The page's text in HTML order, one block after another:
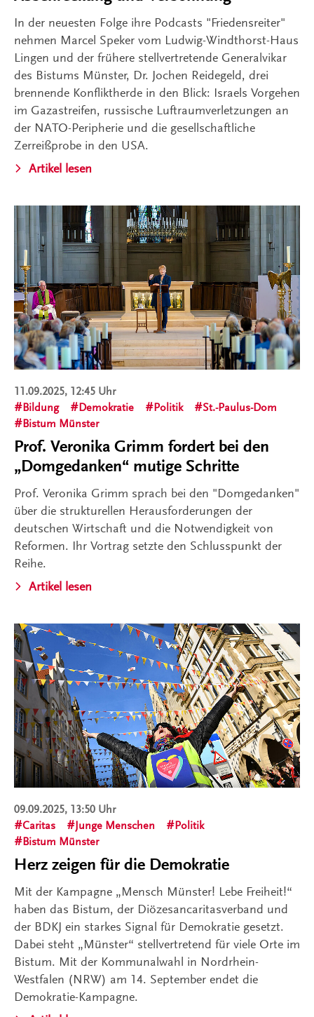
In der neuesten Folge ihre Podcasts "Friedensreiter"
nehmen Marcel Speker vom Ludwig-Windthorst-Haus
Lingen und der frühere stellvertretende Generalvikar
des Bistums Münster, Dr. Jochen Reidegeld, drei
brennende Konfliktherde in den Blick: Israels Vorgehen
im Gazastreifen, russische Luftraumverletzungen an
der NATO-Peripherie und die gesellschaftliche
Zerreißprobe in den USA.
Artikel lesen
11.09.2025, 12:45 Uhr
Bildung
Demokratie Politik
St.-Paulus-Dom
Bistum Münster
Prof. Veronika Grimm fordert bei den
„Domgedanken“ mutige Schritte
Prof. Veronika Grimm sprach bei den "Domgedanken"
über die strukturellen Herausforderungen der
deutschen Wirtschaft und die Notwendigkeit von
Reformen. Ihr Vortrag setzte den Schlusspunkt der
Reihe.
Artikel lesen
09.09.2025, 13:50 Uhr
Caritas
Junge Menschen
Politik
Bistum Münster
Herz zeigen für die Demokratie
Mit der Kampagne „Mensch Münster! Lebe Freiheit!“
haben das Bistum, der Diözesancaritasverband und
der BDKJ ein starkes Signal für Demokratie gesetzt.
Dabei steht „Münster“ stellvertretend für viele Orte im
Bistum. Mit der Kommunalwahl in Nordrhein-
Westfalen (NRW) am 14. September endet die
Demokratie-Kampagne.